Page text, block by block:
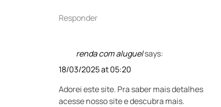
Responder
renda com aluguelsays:
18/03/2025 at 05:20
Adorei este site. Pra saber mais detalhes
acesse nosso site e descubra mais.